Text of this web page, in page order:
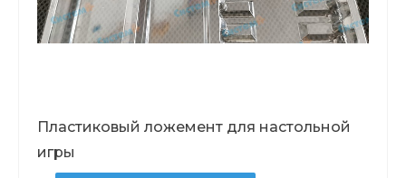
Пластиковый ложемент для настольной
игры